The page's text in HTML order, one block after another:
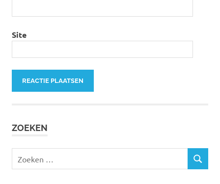
Site
ZOEKEN
naar:
ZOEKEN